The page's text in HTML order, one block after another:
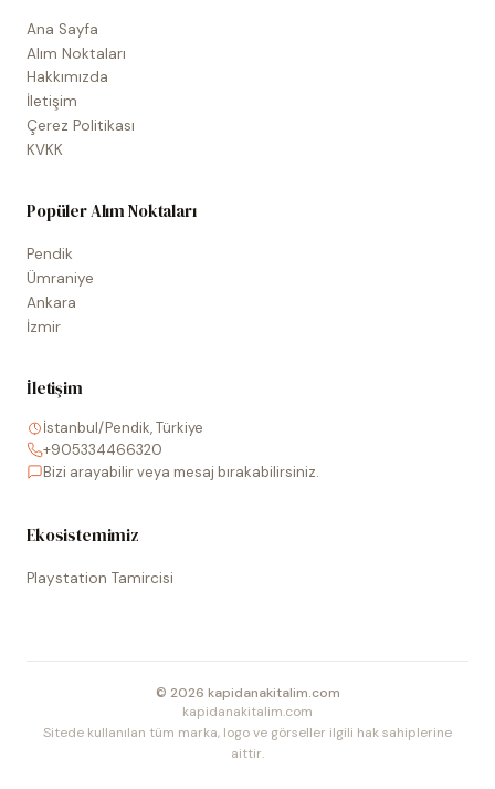
Ana Sayfa
Alım Noktaları
Hakkımızda
İletişim
Çerez Politikası
KVKK
Popüler Alım Noktaları
Pendik
Ümraniye
Ankara
İzmir
İletişim
İstanbul/Pendik, Türkiye
+905334466320
Bizi arayabilir veya mesaj bırakabilirsiniz.
Ekosistemimiz
Playstation Tamircisi
© 2026 kapidanakitalim.com
kapidanakitalim.com
Sitede kullanılan tüm marka, logo ve görseller ilgili hak sahiplerine
aittir.